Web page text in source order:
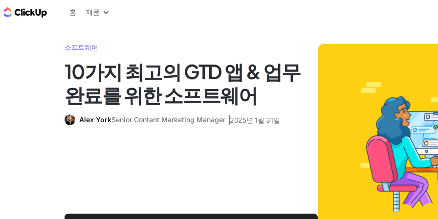
ClickUp 블로그
홈 제품
소프트웨어
10가지 최고의 GTD 앱 & 업무
완료를 위한 소프트웨어
Alex YorkSenior Content Marketing Manager 2025년 1월 31일